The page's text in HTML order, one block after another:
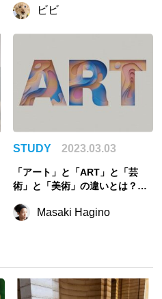
ビビ
STUDY 2023.03.03
「アート」と「ART」と「芸
術」と「美術」の違いとは？現
Masaki Hagino